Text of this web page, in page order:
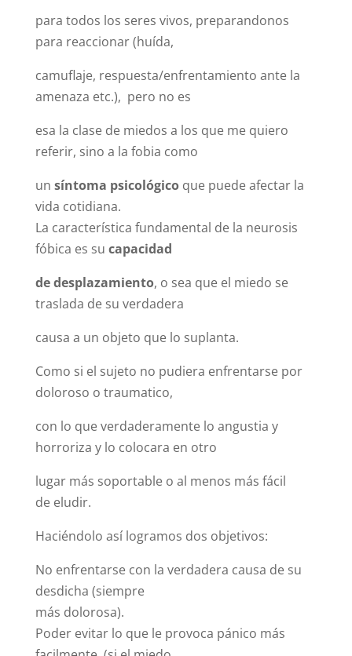
para todos los seres vivos, preparandonos
para reaccionar (huída,
camuflaje, respuesta/enfrentamiento ante la
amenaza etc.), pero no es
esa la clase de miedos a los que me quiero
referir, sino a la fobia como
un síntoma psicológicoque puede afectar la
vida cotidiana.
La característica fundamental de la neurosis
fóbica es su capacidad
de desplazamiento, o sea que el miedo se
traslada de su verdadera
causa a un objeto que lo suplanta.
Como si el sujeto no pudiera enfrentarse por
doloroso o traumatico,
con lo que verdaderamente lo angustia y
horroriza y lo colocara en otro
lugar más soportable o al menos más fácil
de eludir.
Haciéndolo así logramos dos objetivos:
No enfrentarse con la verdadera causa de su
desdicha (siempre
más dolorosa).
Poder evitar lo que le provoca pánico más